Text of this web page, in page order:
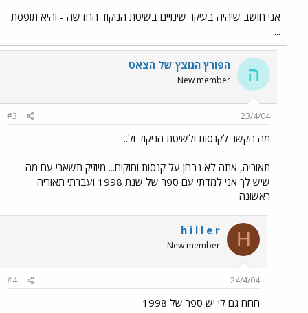
אני חושב שיהיה בעיקר שינויים בשיטת הניקוד החדשה - והיא תופסת
...
ה הפורץ הנוצץ של הצאט
New member
23/4/04
#3
מה הקשר לקנסות ולשיטת הניקוד ול..
תאוריה, אתה לא נבחן על קנסות וחוקים... מיוזיק תשארי עם מה
שיש לך אני למדתי עם ספר של שנת 1998 ועברתי תאוריה
ראשונה
H
h i l l e r
New member
24/4/04
#4
חחח גם לי יש ספר של 1998